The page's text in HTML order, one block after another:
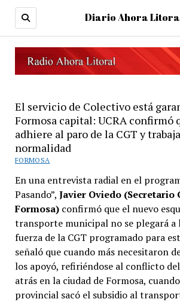
Diario Ahora
El servicio de Colectivo está
Formosa capital: UCRA confirmó
adhiere al paro de la CGT y
normalidad
FORMOSA
En una entrevista radial en el
Pasando”, Javier Oviedo (Secretario
Formosa)confirmó que el nuevo
transporte municipal no se plegará a
fuerza de la CGT programado para
señaló que cuando más necesitaron
los apoyó, refiriéndose al conflicto
atrás en la ciudad de Formosa,
provincial sacó el subsidio al